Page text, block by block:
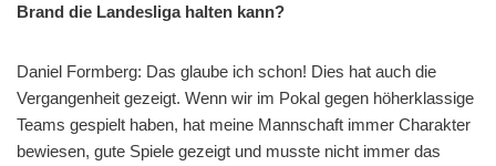
Brand die Landesliga halten kann?
Daniel Formberg: Das glaube ich schon! Dies hat auch die
Vergangenheit gezeigt. Wenn wir im Pokal gegen höherklassige
Teams gespielt haben, hat meine Mannschaft immer Charakter
bewiesen, gute Spiele gezeigt und musste nicht immer das